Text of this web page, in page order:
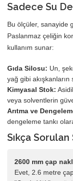
Sadece Su
Bu ölçüler, sanayide
Paslanmaz çeliğin
kullanım sunar:
Gıda Silosu: Un,
yağ gibi akışkanların
Kimyasal Stok:
veya solventlerin
Arıtma ve
dengeleme tankı
Sıkça
2600 mm çap
Evet, 2.6 metre